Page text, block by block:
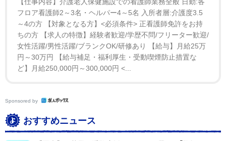
中市)が挙げられます。田中良樹校長が赴任した2014年
当時、中学受験を考える方で同校を検討されているケー
スは、お世辞にも多いとは言えない状況でした。そんな
中、「わが子を通わせたい学校を作る」という強固な意
志のもと、改革がはじまりました。
身が率先して子どもとの向き合い方を示す。今でも途方
もない量のレポートを学生とやりとりし、そこには生身
の人間からでないと得られない血の通ったメッセージが
フロア看護師2～3名・ヘルパー4～5名 入所者層:介護度3.5
～4の方 【対象となる方】<必須条件> 正看護師免許をお持
ちの方 【求人の特徴】経験者歓迎/学歴不問/フリーター歓迎/
女性活躍/男性活躍/ブランクOK/研修あり 【給与】月給25万
円～30万円 【給与補足・福利厚生・受動喫煙防止措置な
ど】月給250,000円～300,000円 <...
Sponsored by
おすすめニュース